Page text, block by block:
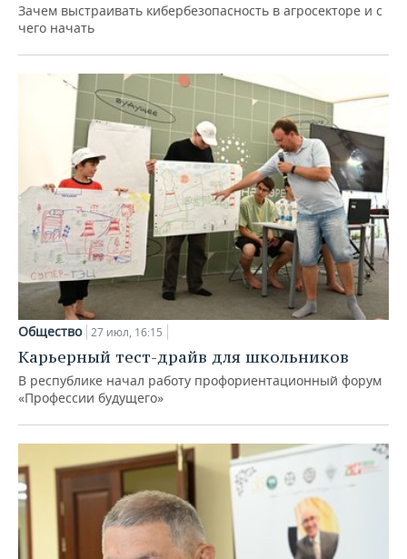
Зачем выстраивать кибербезопасность в агросекторе и с
чего начать
Общество 27 июл, 16:15
Карьерный тест-драйв для школьников
В республике начал работу профориентационный форум
«Профессии будущего»